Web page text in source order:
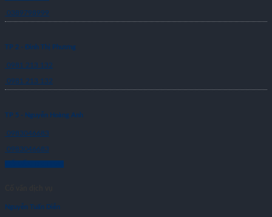
0389798999
TP 2 - Đinh Thị Phương
0981 213 132
0981 213 132
TP 5 - Nguyễn Hoàng Anh
0983046683
0983046683
Nguyễn Tuấn Diễn